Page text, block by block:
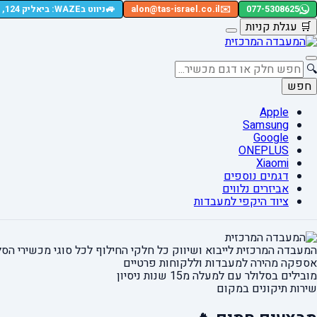
077-5308625
✉️
alon@tas-israel.co.il
🚙ניווט בWAZE: ביאליק 124, רמת גן
🛒 עגלת קניות
🔍
חפש
Apple
Samsung
Google
ONEPLUS
Xiaomi
דגמים נוספים
אביזרים נלווים
ציוד היקפי למעבדות
המעבדה המרכזית לייבוא ושיווק כל חלקי החילוף לכל סוגי מכשירי
אספקה מהירהלמעבדות וללקוחות פרטיים
מובילים בסלולר עם למעלה מ15 שנות ניסיון
שירות תיקונים במקום